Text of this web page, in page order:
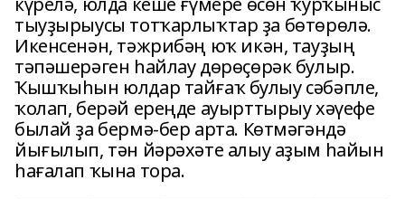
тыуҙырыусы тотҡарлыҡтар ҙа бөтөрөлә.
Икенсенән, тәжрибәң юҡ икән, тауҙың
тәпәшерәген һайлау дөрөҫөрәк булыр.
Ҡышҡыһын юлдар тайғаҡ булыу сәбәпле,
ҡолап, берәй ереңде ауырттырыу хәүефе
былай ҙа бермә-бер арта. Көтмәгәндә
йығылып, тән йәрәхәте алыу аҙым һайын
һағалап ҡына тора.